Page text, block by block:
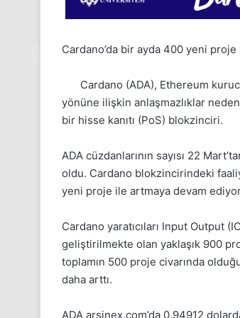
Cardano’da bir ayda 400 yeni
Cardano (ADA), Ethereum
yönüne ilişkin anlaşmazlıklar
bir hisse kanıtı (PoS) blokzinciri.
ADA cüzdanlarının sayısı 22
oldu. Cardano blokzincirindeki
yeni proje ile artmaya devam
Cardano yaratıcıları Input Output
geliştirilmekte olan yaklaşık 900
toplamın 500 proje civarında
daha arttı.
ADA arsinex.com’da 0.94912
Aralık